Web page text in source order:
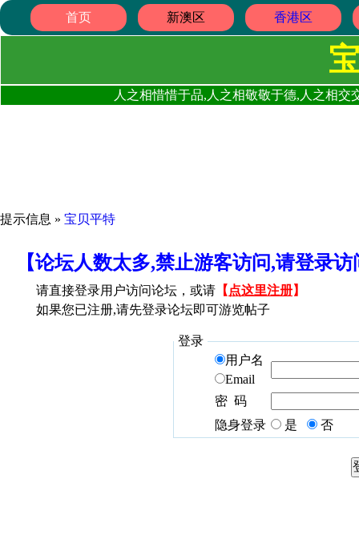
首页 新澳区 香港区
人之相惜惜于品,人之相敬敬于德,人之相
提示信息 » 宝贝平特
【论坛人数太多,禁止游客访问,请登录
请直接登录用户访问论坛，或请 【 点这里注册】
如果您已注册,请先登录论坛即可游览帖子
登录
用户名
Email
密 码
隐身登录
是 否